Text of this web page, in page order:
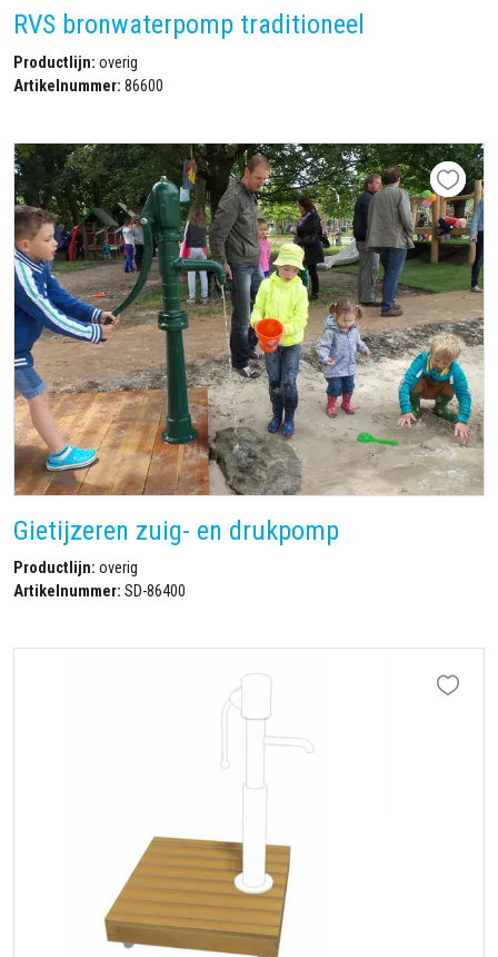
RVS bronwaterpomp traditioneel
Productlijn: overig
Artikelnummer: 86600
Gietijzeren zuig- en drukpomp
Productlijn: overig
Artikelnummer: SD-86400